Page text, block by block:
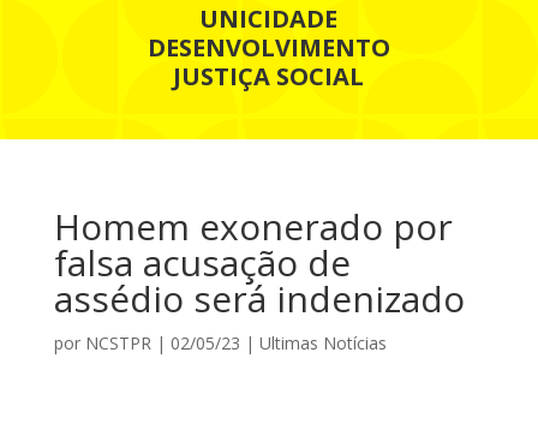
UNICIDADE
DESENVOLVIMENTO
JUSTIÇA SOCIAL
Homem exonerado por
falsa acusação de
assédio será indenizado
por NCSTPR| 02/05/23 | Ultimas Notícias